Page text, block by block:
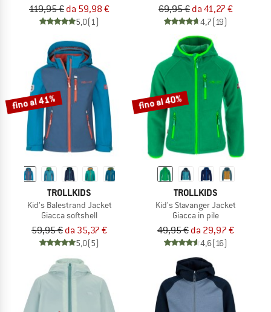
119,95 € da 59,98 €
5,0(1)
69,95 € da 41,27 €
4,7(19)
fino al 41%
TROLLKIDS
Kid's Balestrand Jacket
Giacca softshell
59,95 € da 35,37 €
5,0(5)
fino al 40%
TROLLKIDS
Kid's Stavanger Jacket
Giacca in pile
49,95 € da 29,97 €
4,6(16)